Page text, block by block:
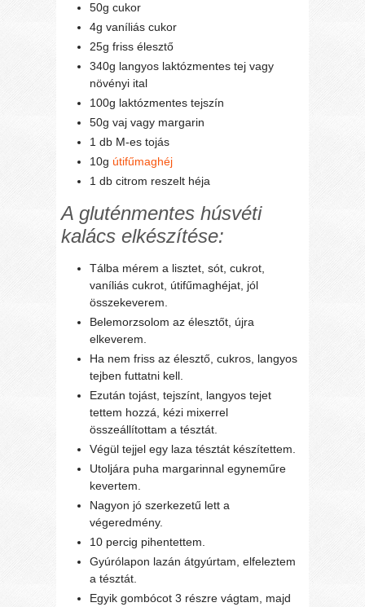
50g cukor
4g vaníliás cukor
25g friss élesztő
340g langyos laktózmentes tej vagy
növényi ital
100g laktózmentes tejszín
50g vaj vagy margarin
1 db M-es tojás
10g útifűmaghéj
1 db citrom reszelt héja
A gluténmentes húsvéti
kalács elkészítése:
Tálba mérem a lisztet, sót, cukrot,
vaníliás cukrot, útifűmaghéjat, jól
összekeverem.
Belemorzsolom az élesztőt, újra
elkeverem.
Ha nem friss az élesztő, cukros, langyos
tejben futtatni kell.
Ezután tojást, tejszínt, langyos tejet
tettem hozzá, kézi mixerrel
összeállítottam a tésztát.
Végül tejjel egy laza tésztát készítettem.
Utoljára puha margarinnal egyneműre
kevertem.
Nagyon jó szerkezetű lett a
végeredmény.
10 percig pihentettem.
Gyúrólapon lazán átgyúrtam, elfeleztem
a tésztát.
Egyik gombócot 3 részre vágtam, majd